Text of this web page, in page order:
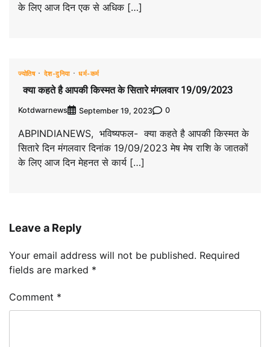
के लिए आज दिन एक से अधिक […]
ज्योतिष देश-दुनिया धर्म-कर्म
क्या कहते है आपकी किस्मत के सितारे मंगलवार 19/09/2023
Kotdwarnews September 19, 2023 0
ABPINDIANEWS, भविष्यफल- क्या कहते है आपकी किस्मत के
सितारे दिन मंगलवार दिनांक 19/09/2023 मेष मेष राशि के जातकों
के लिए आज दिन मेहनत से कार्य […]
Leave a Reply
Your email address will not be published. Required
fields are marked *
Comment *